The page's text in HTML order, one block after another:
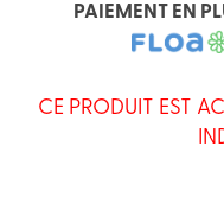
PAIEMENT EN
CE PRODUIT EST